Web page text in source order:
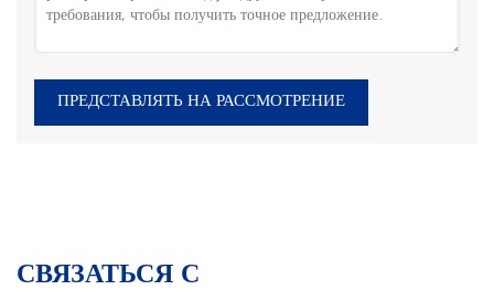
ПРЕДСТАВЛЯТЬ НА РАССМОТРЕНИЕ
СВЯЗАТЬСЯ С